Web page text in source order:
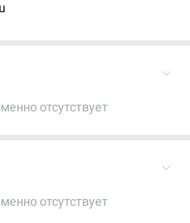
отсутствует
отсутствует